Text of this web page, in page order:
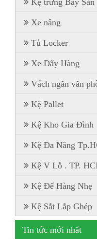
Kệ trưng Bày Sản
Xe nâng
Tủ Locker
Xe Đẩy Hàng
Vách ngăn văn
Kệ Pallet
Kệ Kho Gia Đình
Kệ Đa Năng
Kệ V Lỗ . TP.
Kệ Để Hàng Nhẹ
Kệ Sắt Lắp Ghép
Tin tức mới nhất